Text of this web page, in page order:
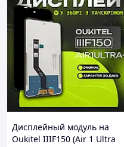
Дисплейный модуль на
Oukitel IIIF150 (Air 1 Ultra